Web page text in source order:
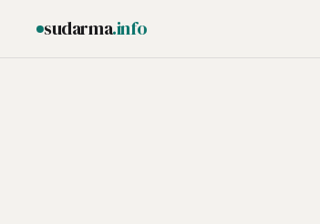
sudarma.info